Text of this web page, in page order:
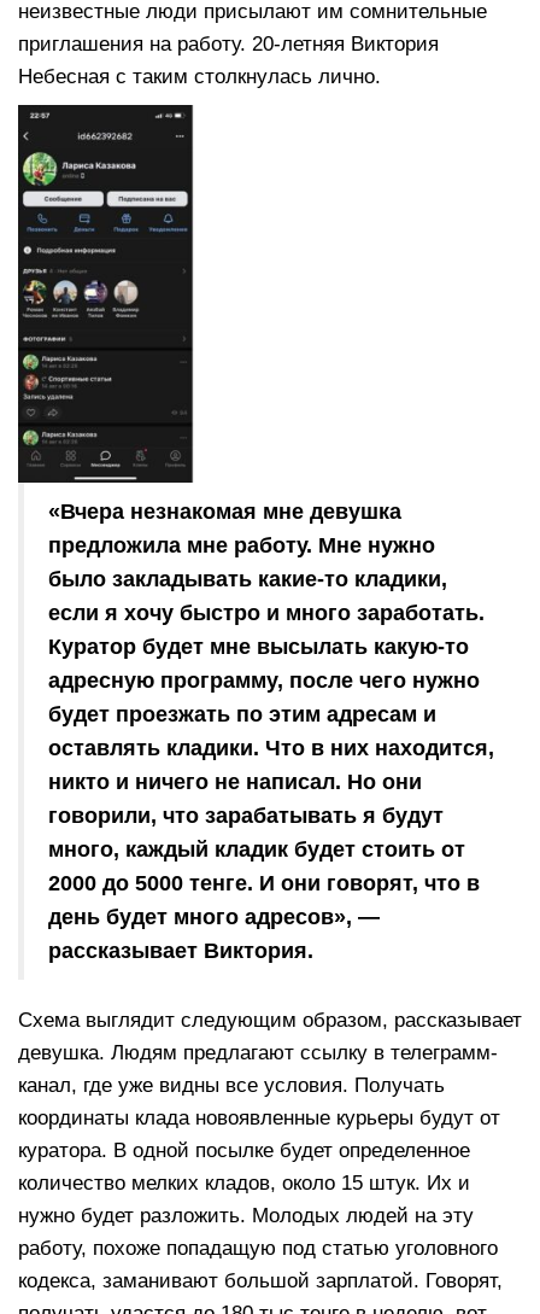
неизвестные люди присылают им сомнительные
приглашения на работу. 20-летняя Виктория
Небесная с таким столкнулась лично.
«Вчера незнакомая мне девушка
предложила мне работу. Мне нужно
было закладывать какие-то кладики,
если я хочу быстро и много заработать.
Куратор будет мне высылать какую-то
адресную программу, после чего нужно
будет проезжать по этим адресам и
оставлять кладики. Что в них находится,
никто и ничего не написал. Но они
говорили, что зарабатывать я будут
много, каждый кладик будет стоить от
2000 до 5000 тенге. И они говорят, что в
день будет много адресов», —
рассказывает Виктория.
Схема выглядит следующим образом, рассказывает
девушка. Людям предлагают ссылку в телеграмм-
канал, где уже видны все условия. Получать
координаты клада новоявленные курьеры будут от
куратора. В одной посылке будет определенное
количество мелких кладов, около 15 штук. Их и
нужно будет разложить. Молодых людей на эту
работу, похоже попадащую под статью уголовного
кодекса, заманивают большой зарплатой. Говорят,